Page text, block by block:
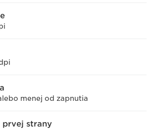
menej od zapnutia
prvej strany